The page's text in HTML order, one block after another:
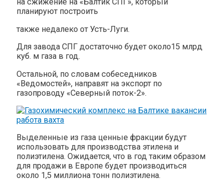
на сжижение на «Балтик СПГ», который
планируют построить
также недалеко от Усть-Луги.
Для завода СПГ достаточно будет около15 млрд
куб. м газа в год.
Остальной, по словам собеседников
«Ведомостей», направят на экспорт по
газопроводу «Северный поток-2».
Выделенные из газа ценные фракции будут
использовать для производства этилена и
полиэтилена. Ожидается, что в год таким образом
для продажи в Европе будет производиться
около 1,5 миллиона тонн полиэтилена.